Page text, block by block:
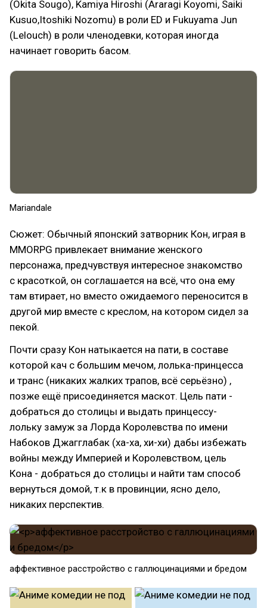
(Okita Sougo), Kamiya Hiroshi (Araragi Koyomi, Saiki
Kusuo,Itoshiki Nozomu) в роли ED и Fukuyama Jun
(Lelouch) в роли членодевки, которая иногда
начинает говорить басом.
Mariandale
Сюжет: Обычный японский затворник Кон, играя в
MMORPG привлекает внимание женского
персонажа, предчувствуя интересное знакомство
с красоткой, он соглашается на всё, что она ему
там втирает, но вместо ожидаемого переносится в
другой мир вместе с креслом, на котором сидел за
пекой.
Почти сразу Кон натыкается на пати, в составе
которой кач с большим мечом, лолька-принцесса
и транс (никаких жалких трапов, всё серьёзно) ,
позже ещё присоединяется маскот. Цель пати -
добраться до столицы и выдать принцессу-
лольку замуж за Лорда Королевства по имени
Набоков Джагглабак (ха-ха, хи-хи) дабы избежать
войны между Империей и Королевством, цель
Кона - добраться до столицы и найти там способ
вернуться домой, т.к в провинции, ясно дело,
никаких перспектив.
аффективное расстройство с галлюцинациями и бредом